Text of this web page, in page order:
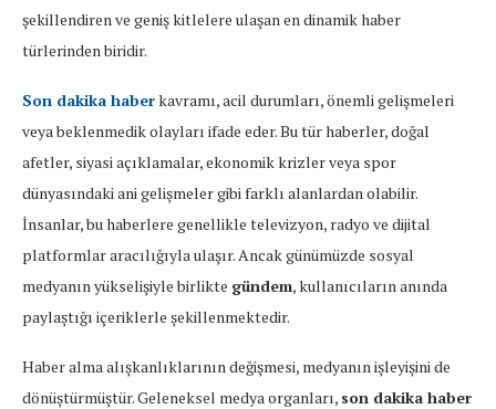
şekillendiren ve geniş kitlelere ulaşan en dinamik haber
türlerinden biridir.
Son dakika haberkavramı, acil durumları, önemli gelişmeleri
veya beklenmedik olayları ifade eder. Bu tür haberler, doğal
afetler, siyasi açıklamalar, ekonomik krizler veya spor
dünyasındaki ani gelişmeler gibi farklı alanlardan olabilir.
İnsanlar, bu haberlere genellikle televizyon, radyo ve dijital
platformlar aracılığıyla ulaşır. Ancak günümüzde sosyal
medyanın yükselişiyle birlikte gündem, kullanıcıların anında
paylaştığı içeriklerle şekillenmektedir.
Haber alma alışkanlıklarının değişmesi, medyanın işleyişini de
dönüştürmüştür. Geleneksel medya organları, son dakika haber